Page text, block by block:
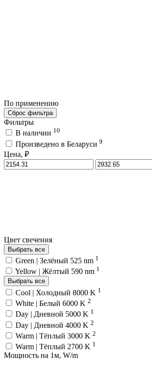
По применению
Сброс фильтра
Фильтры
В наличии 10
Произведено в Беларуси 9
Цена, ₽
Цвет свечения
Выбрать все
Green | Зелёный 525 nm 1
Yellow | Жёлтый 590 nm 1
Выбрать все
Cool | Холодный 8000 K 1
White | Белый 6000 K 2
Day | Дневной 5000 K 1
Day | Дневной 4000 K 2
Warm | Тёплый 3000 K 2
Warm | Тёплый 2700 K 1
Мощность на 1м, W/m